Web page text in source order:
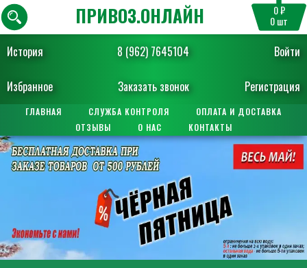
История 8 (962) 7645104 Войти
Избранное Заказать звонок Регистрация
ПРИВОЗ.ОНЛАЙН 0 ₽
0шт
ГЛАВНАЯ СЛУЖБА КОНТРОЛЯ
ОПЛАТА И ДОСТАВКА
ОТЗЫВЫ
О НАС КОНТАКТЫ